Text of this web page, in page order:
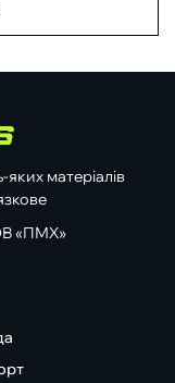
матеріалів
«ПМХ»